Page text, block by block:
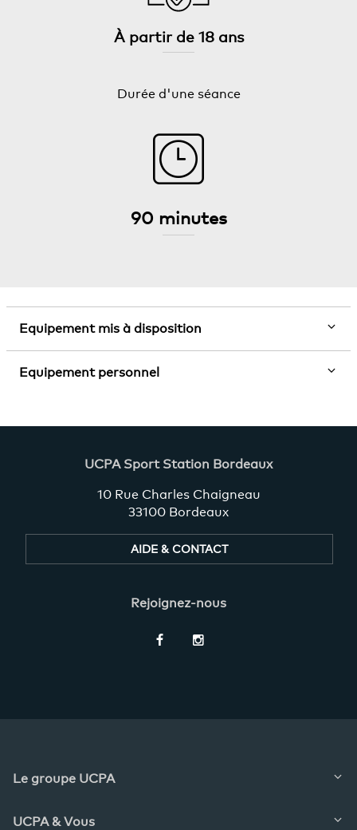
À partir de 18 ans
Durée d'une séance
90 minutes
Equipement mis à disposition
Equipement personnel
UCPA Sport Station Bordeaux
10 Rue Charles Chaigneau
33100 Bordeaux
AIDE & CONTACT
Rejoignez-nous
Le groupe UCPA
UCPA & Vous